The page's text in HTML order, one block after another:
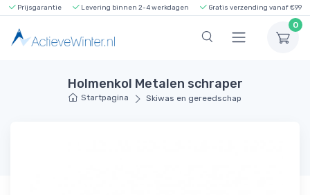
Prijsgarantie Levering binnen 2-4 werkdagen Gratis verzending vanaf €99
0
Holmenkol Metalen schraper
Startpagina Skiwas en gereedschap